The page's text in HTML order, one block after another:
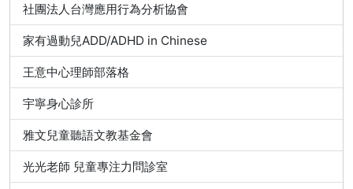
社團法人台灣應用行為分析協會
家有過動兒ADD/ADHD in Chinese
王意中心理師部落格
宇寧身心診所
雅文兒童聽語文教基金會
光光老師 兒童專注力問診室